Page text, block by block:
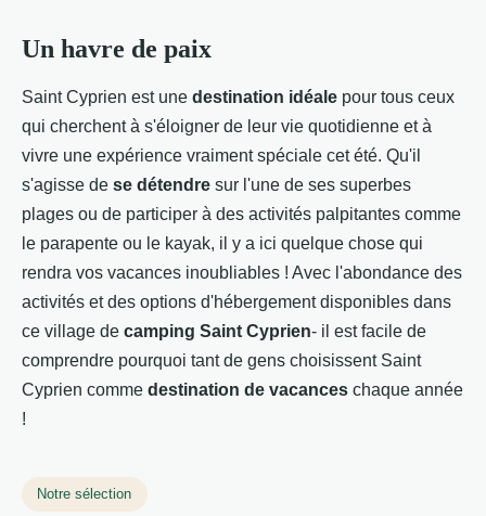
Un havre de paix
Saint Cyprien est une destination idéale pour tous ceux
qui cherchent à s'éloigner de leur vie quotidienne et à
vivre une expérience vraiment spéciale cet été. Qu'il
s'agisse de se détendre sur l'une de ses superbes
plages ou de participer à des activités palpitantes comme
le parapente ou le kayak, il y a ici quelque chose qui
rendra vos vacances inoubliables ! Avec l'abondance des
activités et des options d'hébergement disponibles dans
ce village de camping Saint Cyprien- il est facile de
comprendre pourquoi tant de gens choisissent Saint
Cyprien comme destination de vacances chaque année
!
Notre sélection